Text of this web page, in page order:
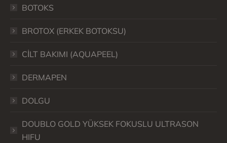
BOTOKS
BROTOX (ERKEK BOTOKSU)
CİLT BAKIMI (AQUAPEEL)
DERMAPEN
DOLGU
DOUBLO GOLD YÜKSEK FOKUSLU ULTRASON
HIFU